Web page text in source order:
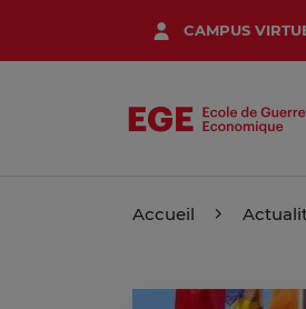
contenu
CAMPUS
Accueil